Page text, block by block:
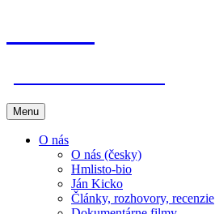
Menu Preskočiť
na
obsah
O nás
O nás (česky)
Hmlisto-bio
Ján Kicko
Články, rozhovory, recenzie